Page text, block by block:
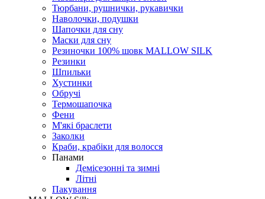
Тюрбани, рушнички, рукавички
Наволочки, подушки
Шапочки для сну
Маски для сну
Резиночки 100% шовк MALLOW SILK
Резинки
Шпильки
Хустинки
Обручі
Термошапочка
Фени
М'які браслети
Заколки
Краби, крабіки для волосся
Панами
Демісезонні та зимні
Літні
Пакування